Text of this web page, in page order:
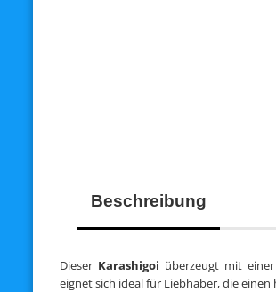
Beschreibung
Dieser Karashigoi überzeugt mit
eignet sich ideal für Liebhaber, die